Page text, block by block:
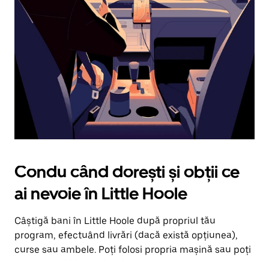
în
jos.
Închide
calendarul
apăsând
pe
butonul
Escape.
Condu când dorești și obții ce
ai nevoie în Little Hoole
Câștigă bani în Little Hoole după propriul tău
program, efectuând livrări (dacă există opțiunea),
curse sau ambele. Poți folosi propria mașină sau poți